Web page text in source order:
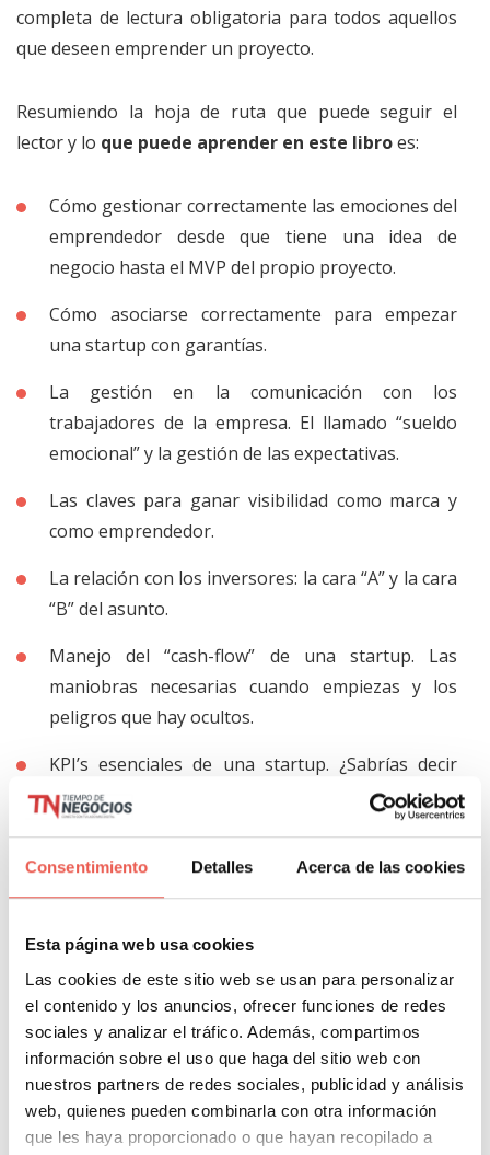
Consentimiento Detalles Acerca de las cookies
Esta página web usa cookies
Las cookies de este sitio web se usan para personalizar
el contenido y los anuncios, ofrecer funciones de redes
sociales y analizar el tráfico. Además, compartimos
información sobre el uso que haga del sitio web con
nuestros partners de redes sociales, publicidad y análisis
web, quienes pueden combinarla con otra información
que les haya proporcionado o que hayan recopilado a
completa de lectura obligatoria para todos aquellos
que deseen emprender un proyecto.
Resumiendo la hoja de ruta que puede seguir el
lector y lo que puede aprender en este libroes:
Cómo gestionar correctamente las emociones del
emprendedor desde que tiene una idea de
negocio hasta el MVP del propio proyecto.
Cómo asociarse correctamente para empezar
una startup con garantías.
La gestión en la comunicación con los
trabajadores de la empresa. El llamado “sueldo
emocional” y la gestión de las expectativas.
Las claves para ganar visibilidad como marca y
como emprendedor.
La relación con los inversores: la cara “A” y la cara
“B” del asunto.
Manejo del “cash-flow” de una startup. Las
maniobras necesarias cuando empiezas y los
peligros que hay ocultos.
KPI’s esenciales de una startup. ¿Sabrías decir
que 5-6 cifras de negocio pueden marcar el
estado de tu proyecto? Es importante tener
capacidad de síntesis para separar las métricas
Por último, señalaremos, y hacemos capítulo aparte
de la gestión de las emociones de un fundador.
Christian expresa muy bien lo que supone subirse a
una montaña rusa comoByhours.comyconseguir
tan difícil como lo siguiente: